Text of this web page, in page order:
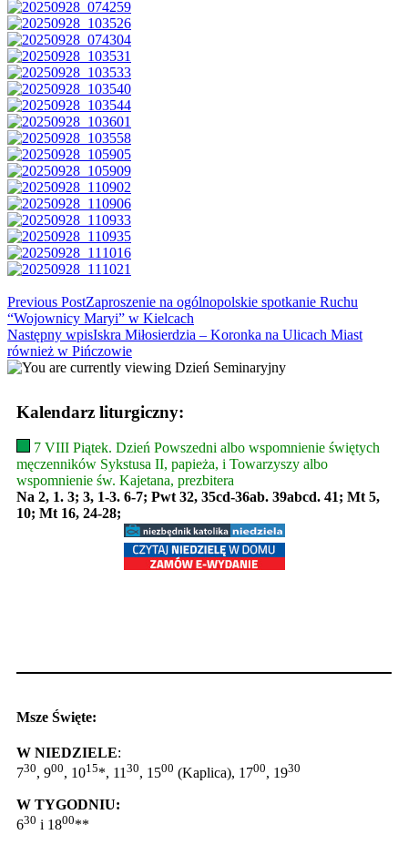
Read
more
articles
Previous PostZaproszenie na ogólnopolskie spotkanie Ruchu
“Wojownicy Maryi” w Kielcach
Następny wpisIskra Miłosierdzia – Koronka na Ulicach Miast
również w Pińczowie
Kalendarz liturgiczny:
7 VIII Piątek. Dzień Powszedni albo wspomnienie świętych
męczenników Sykstusa II, papieża, i Towarzyszy albo
wspomnienie św. Kajetana, prezbitera
Na 2, 1. 3; 3, 1-3. 6-7; Pwt 32, 35cd-36ab. 39abcd. 41; Mt 5,
10; Mt 16, 24-28;
Msze Święte:
W NIEDZIELE:
730, 900, 1015*, 1130, 1500 (Kaplica), 1700, 1930
W TYGODNIU:
630 i 1800**